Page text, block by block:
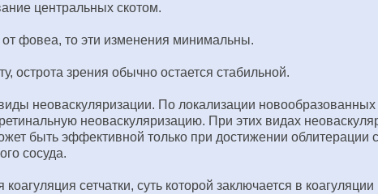
центральных скотом.
от фовеа, то эти изменения минимальны.
острота зрения обычно остается стабильной.
неоваскуляризации. По локализации
неоваскуляризацию. При этих видах
быть эффективной только при достижении облитерации
сосуда.
сетчатки, суть которой заключается в коагуляции